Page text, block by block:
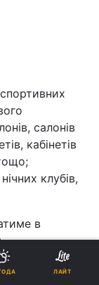
салонів
кабінетів
клубів,
в
ЛАЙТ